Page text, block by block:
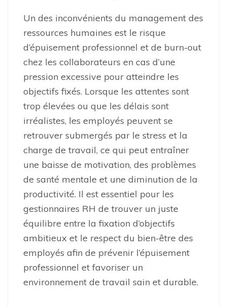
Un des inconvénients du management des
ressources humaines est le risque
d’épuisement professionnel et de burn-out
chez les collaborateurs en cas d’une
pression excessive pour atteindre les
objectifs fixés. Lorsque les attentes sont
trop élevées ou que les délais sont
irréalistes, les employés peuvent se
retrouver submergés par le stress et la
charge de travail, ce qui peut entraîner
une baisse de motivation, des problèmes
de santé mentale et une diminution de la
productivité. Il est essentiel pour les
gestionnaires RH de trouver un juste
équilibre entre la fixation d’objectifs
ambitieux et le respect du bien-être des
employés afin de prévenir l’épuisement
professionnel et favoriser un
environnement de travail sain et durable.